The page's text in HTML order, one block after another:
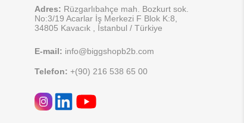
Adres: Rüzgarlıbahçe mah. Bozkurt sok.
No:3/19 Acarlar İş Merkezi F Blok K:8,
34805 Kavacık , İstanbul / Türkiye
E-mail: info@biggshopb2b.com
Telefon: +(90) 216 538 65 00